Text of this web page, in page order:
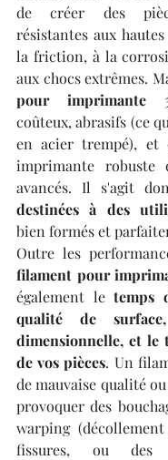
de créer des
résistantes aux
la friction, à la
aux chocs extrêmes.
pour imprimante
coûteux, abrasifs (ce
en acier trempé), et
imprimante robuste
avancés. Il s'agit
destinées à des
bien formés et
Outre les
filament pour
également le temps
qualité de
dimensionnelle, et le
de vos pièces. Un
de mauvaise qualité
provoquer des
warping
fissures, ou des